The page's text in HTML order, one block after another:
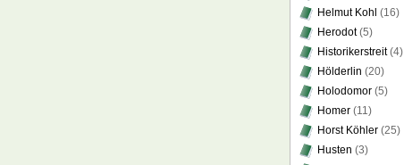
Helmut Kohl (16)
Herodot(5)
Historikerstreit(4)
Hölderlin (20)
Holodomor (5)
Homer (11)
Horst Köhler (25)
Husten (3)